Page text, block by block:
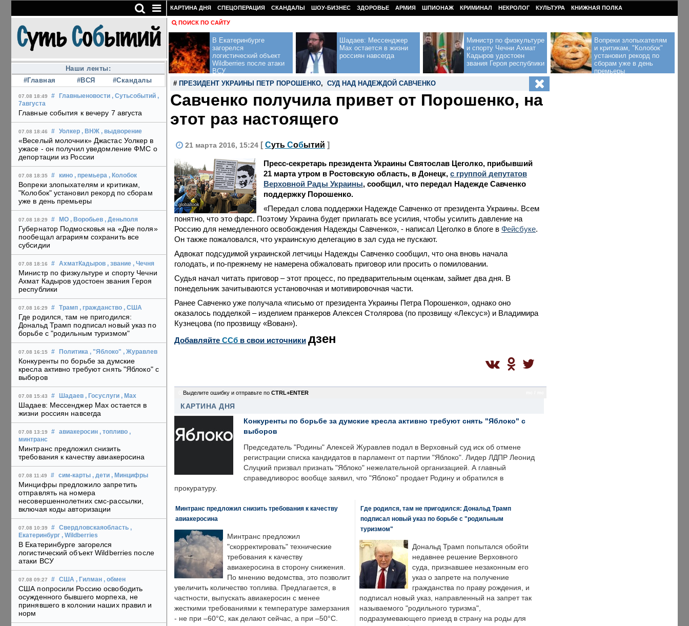
Наши ленты:
#Главная
#ВСЯ #Скандалы
07.08 18:49 # Главныеновости , Сутьсобытий ,
7августа
Главные события к вечеру 7 августа
07.08 18:46 # Уолкер , ВНЖ , выдворение
«Веселый молочник» Джастас Уолкер в
ужасе - он получил уведомление ФМС о
депортации из России
07.08 18:35 # кино , премьера , Колобок
Вопреки злопыхателям и критикам,
"Колобок" установил рекорд по сборам
уже в день премьеры
07.08 18:29 # МО , Воробьев , Деньполя
Губернатор Подмосковья на «Дне поля»
пообещал аграриям сохранить все
субсидии
07.08 18:16 # АхматКадыров , звание , Чечня
Министр по физкультуре и спорту Чечни
Ахмат Кадыров удостоен звания Героя
республики
07.08 16:29 # Трамп , гражданство , США
Где родился, там не пригодился:
Дональд Трамп подписал новый указ по
борьбе с "родильным туризмом"
07.08 16:15 # Политика , "Яблоко" , Журавлев
Конкуренты по борьбе за думские
кресла активно требуют снять "Яблоко" с
выборов
07.08 15:43 # Шадаев , Госуслуги , Max
Шадаев: Мессенджер Max остается в
жизни россиян навсегда
07.08 13:19 # авиакеросин , топливо ,
минтранс
Минтранс предложил снизить
требования к качеству авиакеросина
07.08 11:49 # сим-карты , дети , Минцифры
Минцифры предложило запретить
отправлять на номера
несовершеннолетних смс-рассылки,
включая коды авторизации
07.08 10:39 # Свердловскаяобласть ,
Екатеринбург , Wildberries
В Екатеринбурге загорелся
логистический объект Wildberries после
атаки ВСУ
07.08 09:27 # США , Гилман , обмен
США попросили Россию освободить
осужденного бывшего морпеха, не
принявшего в колонии наших правил и
норм
КАРТИНА ДНЯ СПЕЦОПЕРАЦИЯ СКАНДАЛЫ ШОУ-БИЗНЕС ЗДОРОВЬЕ АРМИЯ ШПИОНАЖ КРИМИНАЛ НЕКРОЛОГ КУЛЬТУРА КНИЖНАЯ ПОЛКА
ПОИСК ПО САЙТУ
В Екатеринбурге
загорелся
логистический объект
Wildberries после атаки
ВСУ
Шадаев: Мессенджер
Max остается в жизни
россиян навсегда
Министр по физкультуре
и спорту Чечни Ахмат
Кадыров удостоен
звания Героя республики
Вопреки злопыхателям
и критикам, "Колобок"
установил рекорд по
сборам уже в день
премьеры
# ПРЕЗИДЕНТ УКРАИНЫ ПЕТР ПОРОШЕНКО, СУД НАД НАДЕЖДОЙ САВЧЕНКО
Савченко получила привет от Порошенко, на
этот раз настоящего
21 марта 2016, 15:24 [ Суть Событий ]
globallook
Пресс-секретарь президента Украины Святослав Цеголко, прибывший
21 марта утром в Ростовскую область, в Донецк, с группой депутатов
Верховной Рады Украины, сообщил, что передал Надежде Савченко
поддержку Порошенко.
«Передал слова поддержки Надежде Савченко от президента Украины. Всем
понятно, что это фарс. Поэтому Украина будет прилагать все усилия, чтобы усилить давление на
Россию для немедленного освобождения Надежды Савченко», - написал Цеголко в блоге в Фейсбуке.
Он также пожаловался, что украинскую делегацию в зал суда не пускают.
Адвокат подсудимой украинской летчицы Надежды Савченко сообщил, что она вновь начала
голодать, и по-прежнему не намерена обжаловать приговор или просить о помиловании.
Судья начал читать приговор – этот процесс, по предварительным оценкам, займет два дня. В
понедельник зачитываются установочная и мотивировочная части.
Ранее Савченко уже получала «письмо от президента Украины Петра Порошенко», однако оно
оказалось подделкой – изделием пранкеров Алексея Столярова (по прозвищу «Лексус») и Владимира
Кузнецова (по прозвищу «Вован»).
Добавляйте CСб в свои источники дзен
Выделите ошибку и отправьте по CTRL+ENTER
КАРТИНА ДНЯ
Конкуренты по борьбе за думские кресла активно требуют снять "Яблоко" с
выборов
Председатель "Родины" Алексей Журавлев подал в Верховный суд иск об отмене
регистрации списка кандидатов в парламент от партии "Яблоко". Лидер ЛДПР Леонид
Слуцкий призвал признать "Яблоко" нежелательной организацией. А главный
справедливорос вообще заявил, что "Яблоко" продает Родину и обратился в
прокуратуру.
Минтранс предложил снизить требования к качеству
авиакеросина
Минтранс предложил
"скорректировать" технические
требования к качеству
авиакеросина в сторону снижения.
По мнению ведомства, это позволит
увеличить количество топлива. Предлагается, в
частности, выпускать авиакеросин с менее
жесткими требованиями к температуре замерзания
- не при –60°C, как делают сейчас, а при –50°C.
Где родился, там не пригодился: Дональд Трамп
подписал новый указ по борьбе с "родильным
туризмом"
Дональд Трамп попытался обойти
недавнее решение Верховного
суда, признавшее незаконным его
указ о запрете на получение
гражданства по праву рождения, и
подписал новый указ, направленный на запрет так
называемого "родильного туризма",
подразумевающего приезд в страну на роды для